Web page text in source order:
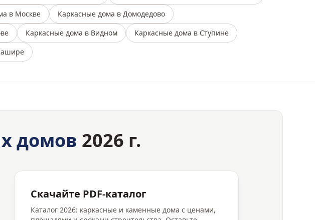
в Москве
Каркасные дома в Домодедово
Каркасные дома в Видном
Каркасные дома в Ступине
домов 2026 г.
Скачайте PDF-каталог
Каталог 2026: каркасные и каменные дома с ценами,